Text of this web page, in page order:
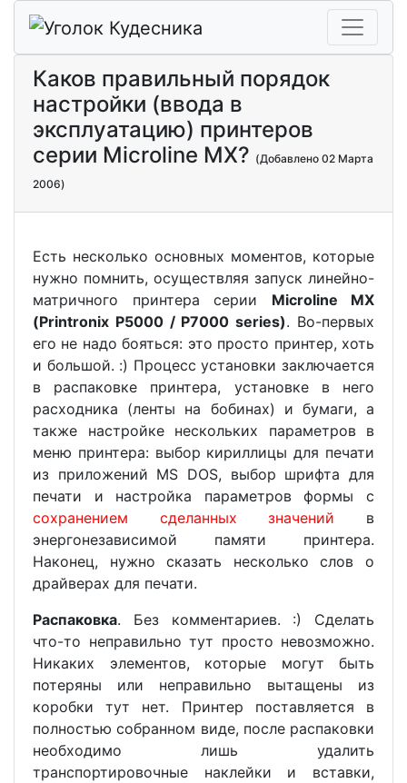
Каков правильный порядок
настройки (ввода в
эксплуатацию) принтеров
серии Microline MX? (Добавлено 02 Марта
2006)
Есть несколько основных моментов, которые
нужно помнить, осуществляя запуск линейно-
матричного принтера серии Microline MX
(Printronix P5000 / P7000 series). Во-первых
его не надо бояться: это просто принтер, хоть
и большой. :) Процесс установки заключается
в распаковке принтера, установке в него
расходника (ленты на бобинах) и бумаги, а
также настройке нескольких параметров в
меню принтера: выбор кириллицы для печати
из приложений MS DOS, выбор шрифта для
печати и настройка параметров формы с
сохранением сделанных значений в
энергонезависимой памяти принтера.
Наконец, нужно сказать несколько слов о
драйверах для печати.
Распаковка. Без комментариев. :) Сделать
что-то неправильно тут просто невозможно.
Никаких элементов, которые могут быть
потеряны или неправильно вытащены из
коробки тут нет. Принтер поставляется в
полностью собранном виде, после распаковки
необходимо лишь удалить
транспортировочные наклейки и вставки,